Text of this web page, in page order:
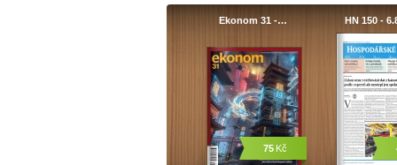
Ekonom 31 -…
75 Kč
HN 150 -